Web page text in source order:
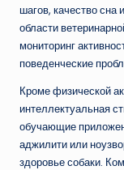
шагов, качество сна
области
мониторинг
поведенческие
Кроме физической
интеллектуальная
обучающие
аджилити или
здоровье собаки.